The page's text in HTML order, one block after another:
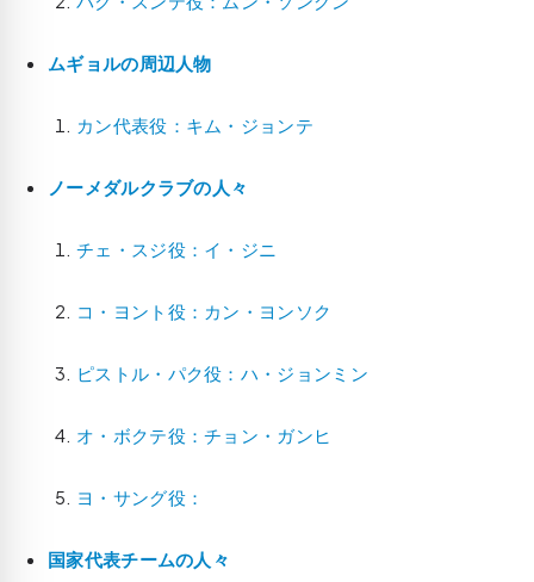
ムギョルの周辺人物
カン代表役：キム・ジョンテ
ノーメダルクラブの人々
チェ・スジ役：イ・ジニ
コ・ヨント役：カン・ヨンソク
ピストル・パク役：ハ・ジョンミン
オ・ボクテ役：チョン・ガンヒ
ヨ・サング役：
国家代表チームの人々